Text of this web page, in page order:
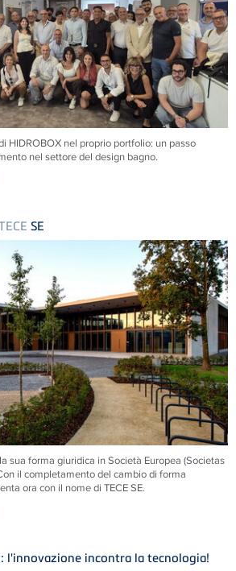
HIDROBOX nel proprio portfolio: un passo
nel settore del design bagno.
SE
sua forma giuridica in Società Europea (Societas
il completamento del cambio di forma
ora con il nome di TECESE.
l'innovazione incontra la tecnologia!